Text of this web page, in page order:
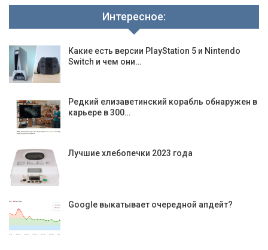
Интересное:
Какие есть версии PlayStation 5 и Nintendo
Switch и чем они…
Редкий елизаветинский корабль обнаружен в
карьере в 300…
Лучшие хлебопечки 2023 года
Google выкатывает очередной апдейт?